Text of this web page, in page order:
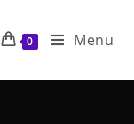
0 Menu